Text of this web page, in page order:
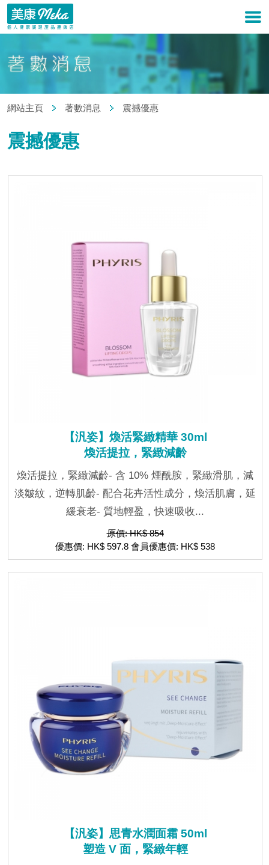
網站主頁 著數消息 震撼優惠
震撼優惠
【汎姿】煥活緊緻精華 30ml
煥活提拉，緊緻減齡
煥活提拉，緊緻減齡- 含 10% 煙酰胺，緊緻滑肌，減
淡皺紋，逆轉肌齡- 配合花卉活性成分，煥活肌膚，延
緩衰老- 質地輕盈，快速吸收...
原價: HK$ 854
優惠價: HK$ 597.8 會員優惠價: HK$ 538
【汎姿】思青水潤面霜 50ml
塑造 V 面，緊緻年輕